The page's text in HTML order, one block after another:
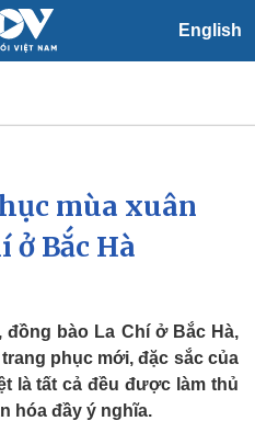
English
Xã hội
Tin 24h
Dự báo thời tiết
Việc làm
Biển đảo
mùa xuân
ở Bắc Hà
đồng bào La Chí ở Bắc Hà,
phục mới, đặc sắc của
là tất cả đều được làm thủ
hóa đầy ý nghĩa.